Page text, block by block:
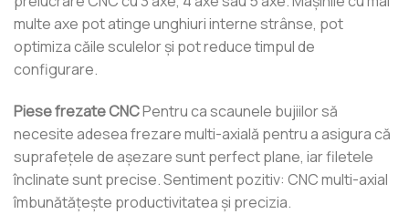
multe axe pot atinge unghiuri interne strânse, pot
optimiza căile sculelor și pot reduce timpul de
configurare.
Piese frezate CNCPentru ca scaunele bujiilor să
necesite adesea frezare multi-axială pentru a asigura că
suprafețele de așezare sunt perfect plane, iar filetele
înclinate sunt precise. Sentiment pozitiv: CNC multi-axial
îmbunătățește productivitatea și precizia.